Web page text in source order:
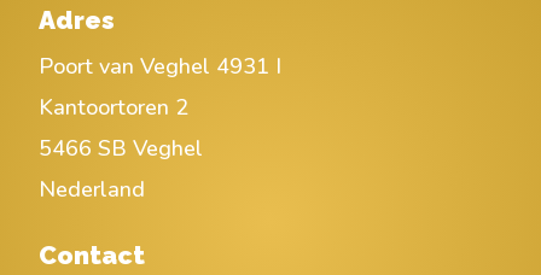
Adres
Poort van Veghel 4931 I
Kantoortoren 2
5466 SB Veghel
Nederland
Contact